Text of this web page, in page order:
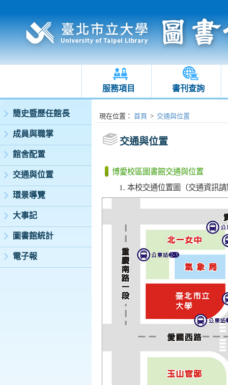
服務項目 書刊查詢
:::
簡史暨歷任館長
成員與職掌
館舍配置
交通與位置
環景導覽
大事記
圖書館統計
電子報
:::現在位置 ： 首頁 > 交通與位置
交通與位置
博愛校區圖書館交通與位置
本校交通位置圖（交通資訊